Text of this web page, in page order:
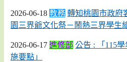
2026-06-18 教務 轉知桃園市政府
園三界爺文化祭－鬧熱三界學生
2026-06-17 進修部 公告 : 「115
施要點」